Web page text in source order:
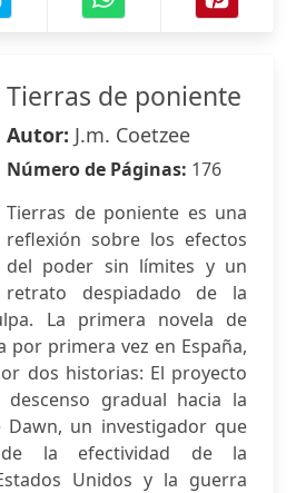
Tierras de poniente
Autor: J.m. Coetzee
Número de Páginas: 176
Tierras de poniente es una
reflexión sobre los efectos
del poder sin límites y un
retrato despiadado de la
La primera novela de
por primera vez en España,
dos historias: El proyecto
gradual hacia la
Dawn, un investigador que
de la efectividad de la
Unidos y la guerra